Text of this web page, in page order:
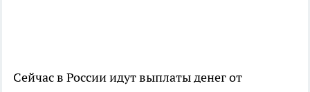
Сейчас в России идут выплаты денег от